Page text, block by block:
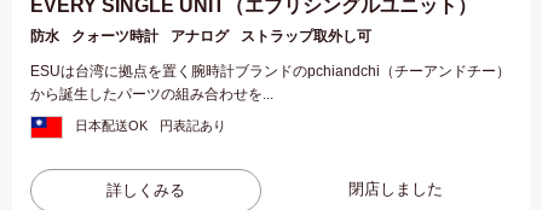
EVERY SINGLE UNIT（エブリシングルユニット）
防水 クォーツ時計 アナログ ストラップ取外し可
ESUは台湾に拠点を置く腕時計ブランドのpchiandchi（チーアンドチー）
から誕生したパーツの組み合わせを...
日本配送OK 円表記あり
詳しくみる 閉店しました